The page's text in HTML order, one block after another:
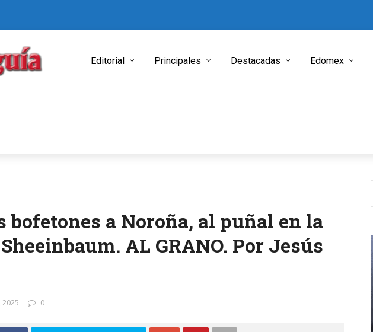
Editorial Principales Destacadas Edomex
bofetones a Noroña, al puñal en la
AL GRANO. Por Jesús
0